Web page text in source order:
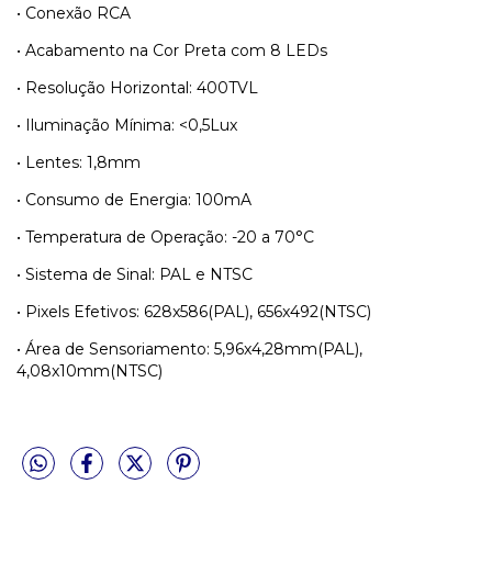
• Conexão RCA
• Acabamento na Cor Preta com 8 LEDs
• Resolução Horizontal: 400TVL
• Iluminação Mínima: <0,5Lux
• Lentes: 1,8mm
• Consumo de Energia: 100mA
• Temperatura de Operação: -20 a 70°C
• Sistema de Sinal: PAL e NTSC
• Pixels Efetivos: 628x586(PAL), 656x492(NTSC)
• Área de Sensoriamento: 5,96x4,28mm(PAL),
4,08x10mm(NTSC)